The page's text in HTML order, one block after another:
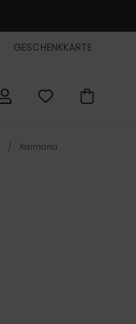
GESCHENKKARTE
Kaimana